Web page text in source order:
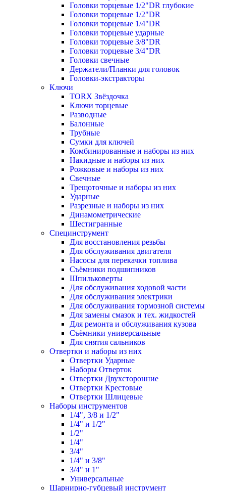
Головки торцевые 1/2"DR глубокие
Головки торцевые 1/2"DR
Головки торцевые 1/4"DR
Головки торцевые ударные
Головки торцевые 3/8"DR
Головки торцевые 3/4"DR
Головки свечные
Держатели/Планки для головок
Головки-экстракторы
Ключи
TORX Звёздочка
Ключи торцевые
Разводные
Балонные
Трубные
Сумки для ключей
Комбинированные и наборы из них
Накидные и наборы из них
Рожковые и наборы из них
Свечные
Трещоточные и наборы из них
Ударные
Разрезные и наборы из них
Динамометрические
Шестигранные
Специнструмент
Для восстановления резьбы
Для обслуживания двигателя
Насосы для перекачки топлива
Съёмники подшипников
Шпильковерты
Для обслуживания ходовой части
Для обслуживания электрики
Для обслуживания тормозной системы
Для замены смазок и тех. жидкостей
Для ремонта и обслуживания кузова
Съёмники универсальные
Для снятия сальников
Отвертки и наборы из них
Отвертки Ударные
Наборы Отверток
Отвертки Двухсторонние
Отвертки Крестовые
Отвертки Шлицевые
Наборы инструментов
1/4", 3/8 и 1/2"
1/4" и 1/2"
1/2"
1/4"
3/4"
1/4" и 3/8"
3/4" и 1"
Универсальные
Шарнирно-губцевый инструмент